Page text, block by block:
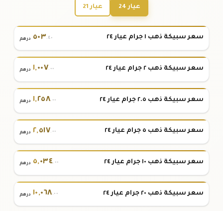
عيار 24 عيار 21
سعر سبيكة ذهب ١ جرام عيار ٢٤ ٥٠٣.٤٠ درهم
سعر سبيكة ذهب ٢ جرام عيار ٢٤ ١,٠٠٧.٠٠ درهم
سعر سبيكة ذهب ٢.٥ جرام عيار ٢٤ ١,٢٥٨.٠٠ درهم
سعر سبيكة ذهب ٥ جرام عيار ٢٤ ٢,٥١٧.٠٠ درهم
سعر سبيكة ذهب ١٠ جرام عيار ٢٤ ٥,٠٣٤.٠٠ درهم
سعر سبيكة ذهب ٢٠ جرام عيار ٢٤ ١٠,٠٦٨.٠٠ درهم